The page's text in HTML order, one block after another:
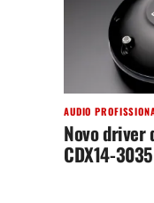
AUDIO
Novo driver
CDX14-